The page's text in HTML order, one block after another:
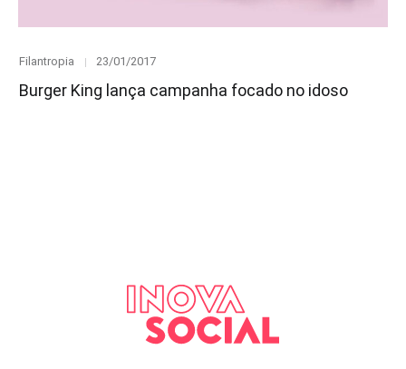
Category
Filantropia
Posted
23/01/2017
Burger King lança campanha focado no idoso